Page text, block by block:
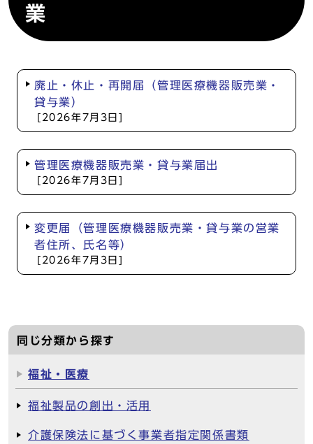
業
廃止・休止・再開届（管理医療機器販売業・
貸与業）
[2026年7月3日]
管理医療機器販売業・貸与業届出
[2026年7月3日]
変更届（管理医療機器販売業・貸与業の営業
者住所、氏名等）
[2026年7月3日]
同じ分類から探す
福祉・医療
福祉製品の創出・活用
介護保険法に基づく事業者指定関係書類